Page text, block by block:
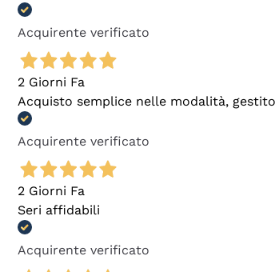
Acquirente verificato
2 Giorni Fa
Acquisto semplice nelle modalità,
Acquirente verificato
2 Giorni Fa
Seri affidabili
Acquirente verificato